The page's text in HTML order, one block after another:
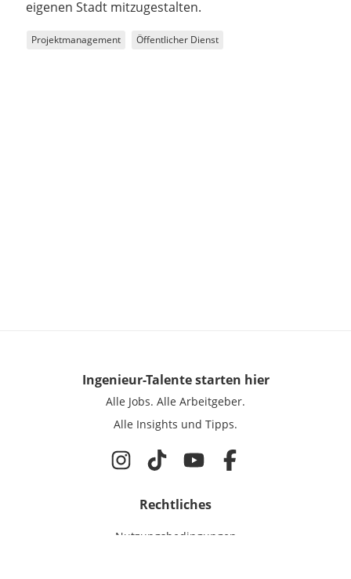
eigenen Stadt mitzugestalten.
Projektmanagement Öffentlicher Dienst
Ingenieur-Talentestarten hier
Alle Jobs. Alle Arbeitgeber.
Alle Insights und Tipps.
Rechtliches
Nutzungsbedingungen